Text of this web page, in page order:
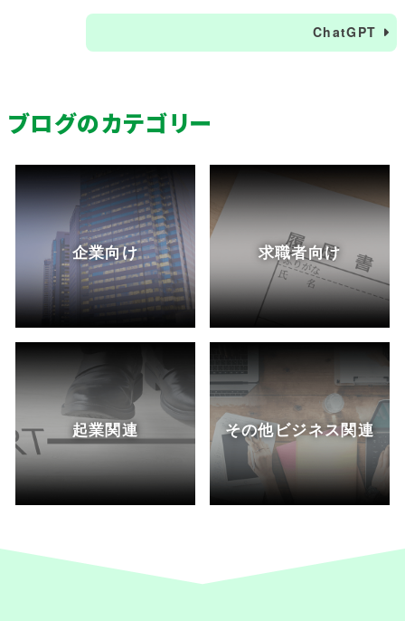
ChatGPT
ブログのカテゴリー
企業向け 求職者向け
起業関連 その他ビジネス関連